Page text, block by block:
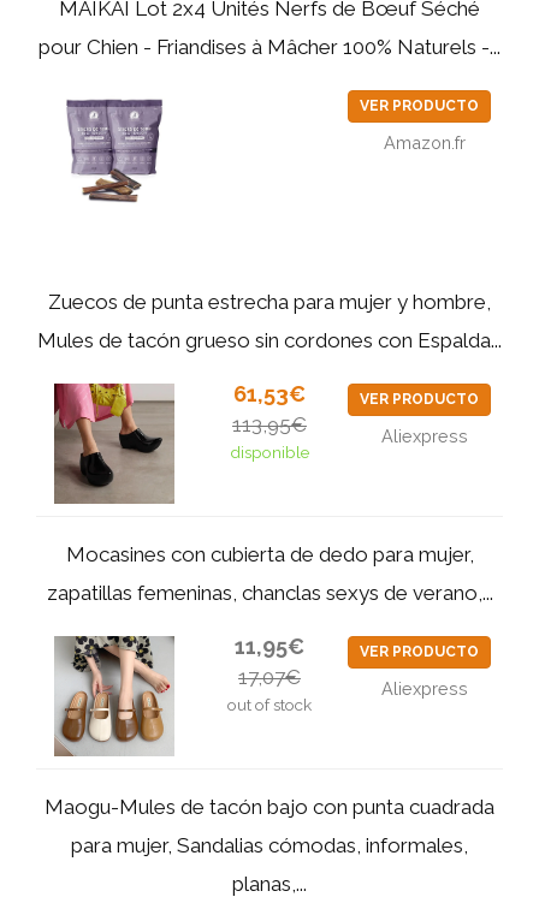
MAIKAI Lot 2x4 Unités Nerfs de Bœuf Séché
pour Chien - Friandises à Mâcher 100% Naturels -...
VER PRODUCTO
Amazon.fr
Zuecos de punta estrecha para mujer y hombre,
Mules de tacón grueso sin cordones con Espalda...
61,53€
113,95€
disponible
VER PRODUCTO
Aliexpress
Mocasines con cubierta de dedo para mujer,
zapatillas femeninas, chanclas sexys de verano,...
11,95€
17,07€
out of stock
VER PRODUCTO
Aliexpress
Maogu-Mules de tacón bajo con punta cuadrada
para mujer, Sandalias cómodas, informales,
planas,...